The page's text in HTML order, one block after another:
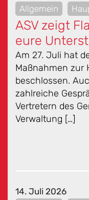
Allgemein
ASV zeigt
eure
Am 27. Juli hat
Maßnahmen zur
beschlossen.
zahlreiche
Vertretern des
Verwaltung […]
14. Juli 2026